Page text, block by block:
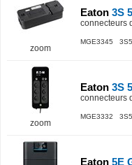
zoom
Eaton 3S
connecteurs
MGE3345
zoom
Eaton 3S
connecteurs
MGE3332
Eaton 5E